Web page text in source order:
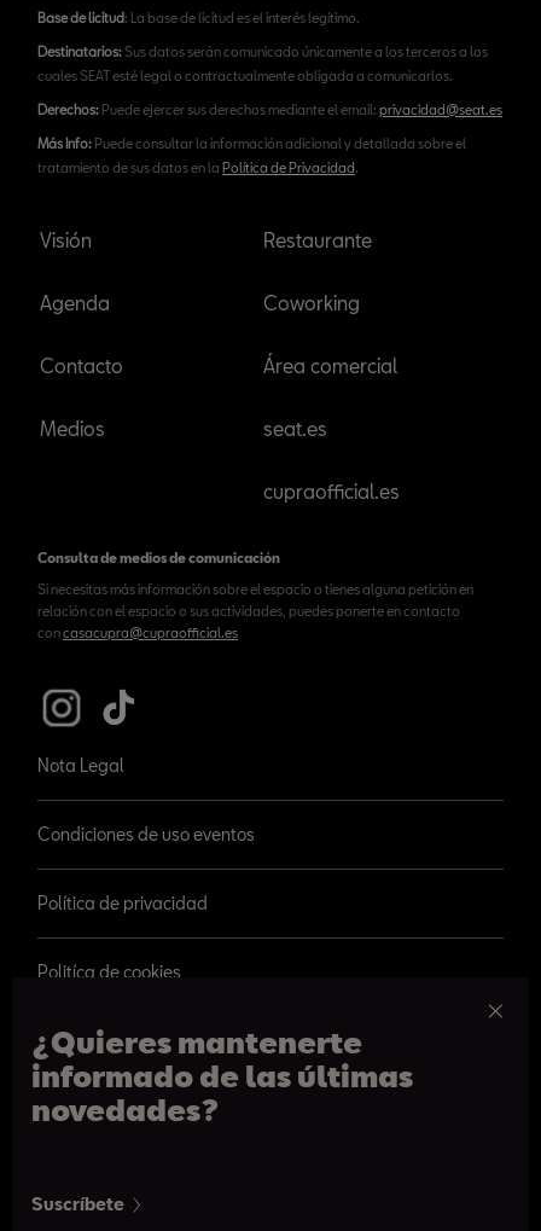
¿Quieres mantenerte
informado de las últimas
novedades?
Suscríbete
Base de licitud: La base de licitud es el interés legítimo.
Destinatarios:Sus datos serán comunicado únicamente a los terceros a los
cuales SEAT esté legal o contractualmente obligada a comunicarlos.
Derechos: Puede ejercer sus derechos mediante el email: privacidad@seat.es
Más Info: Puede consultar la información adicional y detallada sobre el
tratamiento de sus datos en la Política de Privacidad.
Visión
Agenda
Contacto
Medios
Restaurante
Coworking
Área comercial
seat.es
cupraofficial.es
De 09h a 20:30h. De lunes a sábado
Consulta de medios de comunicación
Si necesitas más información sobre el espacio o tienes alguna petición en
relación con el espacio o sus actividades, puedes ponerte en contacto
concasacupra@cupraofficial.es
Nota Legal
Condiciones de uso eventos
Política de privacidad
Politíca de cookies